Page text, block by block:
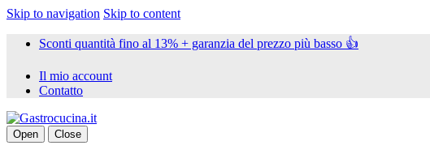
Skip to navigation Skip to content
Sconti quantità fino al 13% + garanzia del prezzo più basso 👍
Il mio account
Contatto
Open Close